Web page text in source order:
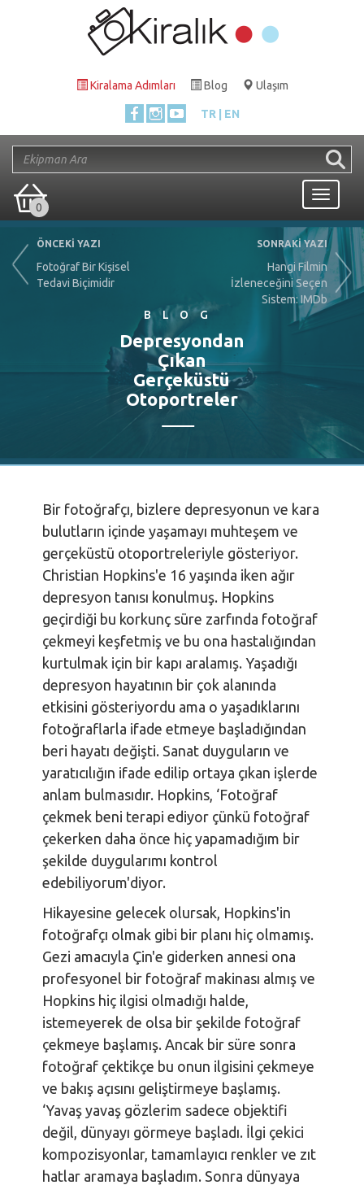
Kiralama Adımları Blog Ulaşım
TR EN
0
Toggle
BLOG
Depresyondan
Çıkan
Gerçeküstü
Otoportreler
ÖNCEKİ YAZI
Fotoğraf Bir Kişisel
Tedavi Biçimidir
SONRAKİ YAZI
Hangi Filmin
İzleneceğini Seçen
Sistem: IMDb
Bir fotoğrafçı, bizlere depresyonun ve kara
bulutların içinde yaşamayı muhteşem ve
gerçeküstü otoportreleriyle gösteriyor.
Christian Hopkins'e 16 yaşında iken ağır
depresyon tanısı konulmuş. Hopkins
geçirdiği bu korkunç süre zarfında fotoğraf
çekmeyi keşfetmiş ve bu ona hastalığından
kurtulmak için bir kapı aralamış. Yaşadığı
depresyon hayatının bir çok alanında
etkisini gösteriyordu ama o yaşadıklarını
fotoğraflarla ifade etmeye başladığından
beri hayatı değişti. Sanat duyguların ve
yaratıcılığın ifade edilip ortaya çıkan işlerde
anlam bulmasıdır. Hopkins, ‘Fotoğraf
çekmek beni terapi ediyor çünkü fotoğraf
çekerken daha önce hiç yapamadığım bir
şekilde duygularımı kontrol
edebiliyorum'diyor.
Hikayesine gelecek olursak, Hopkins'in
fotoğrafçı olmak gibi bir planı hiç olmamış.
Gezi amacıyla Çin'e giderken annesi ona
profesyonel bir fotoğraf makinası almış ve
Hopkins hiç ilgisi olmadığı halde,
istemeyerek de olsa bir şekilde fotoğraf
çekmeye başlamış. Ancak bir süre sonra
fotoğraf çektikçe bu onun ilgisini çekmeye
ve bakış açısını geliştirmeye başlamış.
‘Yavaş yavaş gözlerim sadece objektifi
değil, dünyayı görmeye başladı. İlgi çekici
kompozisyonlar, tamamlayıcı renkler ve zıt
hatlar aramaya başladım. Sonra dünyaya